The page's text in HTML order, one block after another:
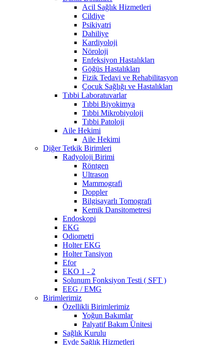
Acil Sağlık Hizmetleri
Cildiye
Psikiyatri
Dahiliye
Kardiyoloji
Nöroloji
Enfeksiyon Hastalıkları
Göğüs Hastalıkları
Fizik Tedavi ve Rehabilitasyon
Çocuk Sağlığı ve Hastalıkları
Tıbbi Laboratuvarlar
Tıbbi Biyokimya
Tıbbi Mikrobiyoloji
Tıbbi Patoloji
Aile Hekimi
Aile Hekimi
Diğer Tetkik Birimleri
Radyoloji Birimi
Röntgen
Ultrason
Mammografi
Doppler
Bilgisayarlı Tomografi
Kemik Dansitometresi
Endoskopi
EKG
Odiometri
Holter EKG
Holter Tansiyon
Efor
EKO 1 - 2
Solunum Fonksiyon Testi ( SFT )
EEG / EMG
Birimlerimiz
Özellikli Birimlerimiz
Yoğun Bakımlar
Palyatif Bakım Ünitesi
Sağlık Kurulu
Evde Sağlık Hizmetleri